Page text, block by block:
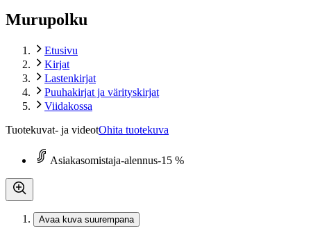
Murupolku
Etusivu
Kirjat
Lastenkirjat
Puuhakirjat ja värityskirjat
Viidakossa
Tuotekuvat- ja videotOhita tuotekuva
Asiakasomistaja-alennus-15 %
Avaa kuva suurempana